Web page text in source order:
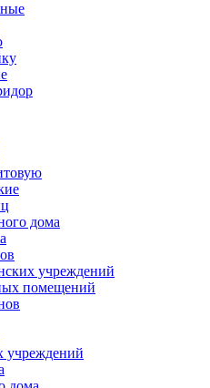
дома
учреждений
помещений
учреждений